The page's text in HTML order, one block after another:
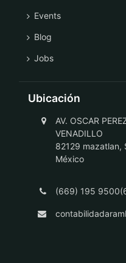
Events
Blog
Jobs
Ubicación
AV. OSCAR
VENADILLO
82129 mazatlan,
México
(669) 195